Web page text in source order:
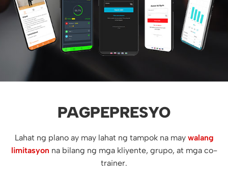
PAGPEPRESYO
Lahat ng plano ay may lahat ng tampok na may walang
limitasyon na bilang ng mga kliyente, grupo, at mga co-
trainer.